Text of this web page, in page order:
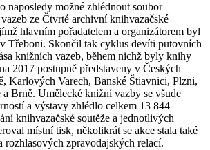
naposledy možné zhlédnout soubor
ze Čtvrté archivní knihvazačské
hlavním pořadatelem a organizátorem byl
Třeboni. Skončil tak cyklus devíti putovních
knižních vazeb, během nichž byly knihy
2017 postupně představeny v Českých
Karlových Varech, Banské Štiavnici, Plzni,
a Brně. Umělecké knižní vazby se všude
a výstavy zhlédlo celkem 13 844
knihvazačské soutěže a jednotlivých
místní tisk, několikrát se akce stala také
rozhlasových zpravodajských relací.